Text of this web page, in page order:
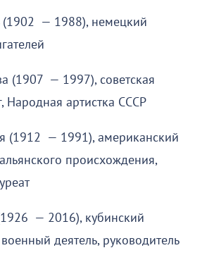
(1902 — 1988), немецкий
(1907 — 1997), советская
Народная артистка СССР
(1912 — 1991), американский
происхождения,
— 2016), кубинский
деятель, руководитель